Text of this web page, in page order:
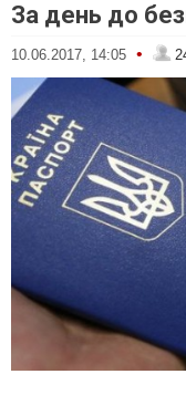
За день до
10.06.2017, 14:05 •